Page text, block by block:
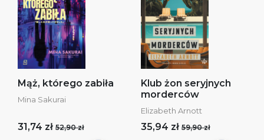
Mąż, którego zabiła
Mina Sakurai
31,74 zł 52,90 zł
Klub żon seryjnych
morderców
Elizabeth Arnott
35,94 zł 59,90 zł